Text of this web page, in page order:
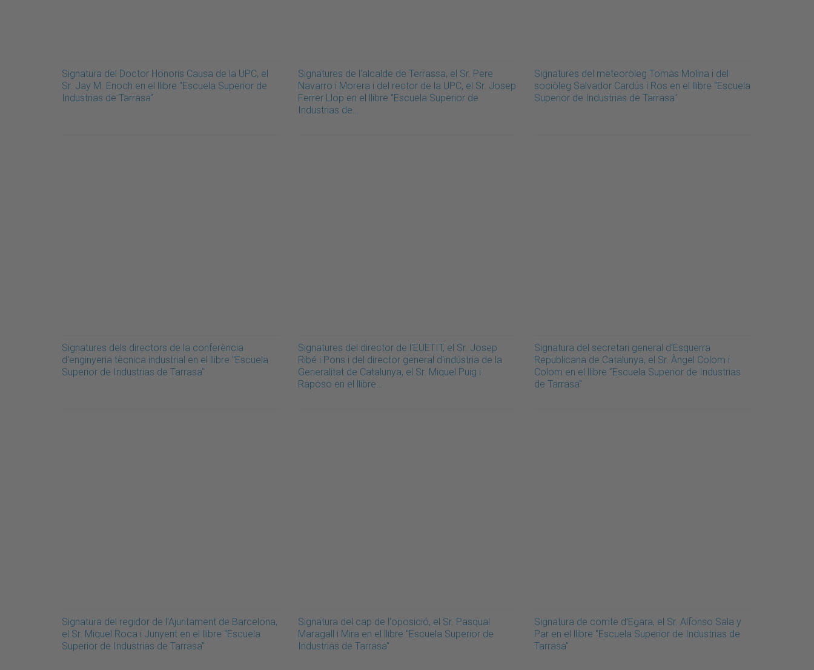
Signatura del Doctor Honoris Causa de la UPC, el
Sr. Jay M. Enoch en el llibre "Escuela Superior de
Industrias de Tarrasa"
Signatures de l'alcalde de Terrassa, el Sr. Pere
Navarro i Morera i del rector de la UPC, el Sr. Josep
Ferrer Llop en el llibre "Escuela Superior de
Industrias de…
Signatures del meteoròleg Tomàs Molina i del
sociòleg Salvador Cardús i Ros en el llibre "Escuela
Superior de Industrias de Tarrasa"
Signatures dels directors de la conferència
d'enginyeria tècnica industrial en el llibre "Escuela
Superior de Industrias de Tarrasa"
Signatures del director de l'EUETIT, el Sr. Josep
Ribé i Pons i del director general d'indústria de la
Generalitat de Catalunya, el Sr. Miquel Puig i
Raposo en el llibre…
Signatura del secretari general d'Esquerra
Republicana de Catalunya, el Sr. Àngel Colom i
Colom en el llibre "Escuela Superior de Industrias
de Tarrasa"
Signatura del regidor de l'Ajuntament de Barcelona,
el Sr. Miquel Roca i Junyent en el llibre "Escuela
Superior de Industrias de Tarrasa"
Signatura del cap de l'oposició, el Sr. Pasqual
Maragall i Mira en el llibre "Escuela Superior de
Industrias de Tarrasa"
Signatura de comte d'Egara, el Sr. Alfonso Sala y
Par en el llibre "Escuela Superior de Industrias de
Tarrasa"